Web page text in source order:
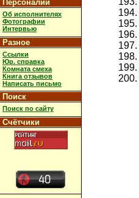
Персоналии
Об исполнителях
Фотографии
Интервью
Разное
Ссылки
Юр. справка
Комната смеха
Книга отзывов
Написать письмо
Поиск
Поиск по сайту
Счётчики